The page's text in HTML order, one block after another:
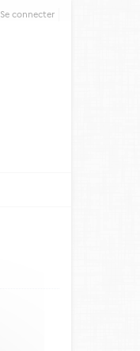
Se connecter